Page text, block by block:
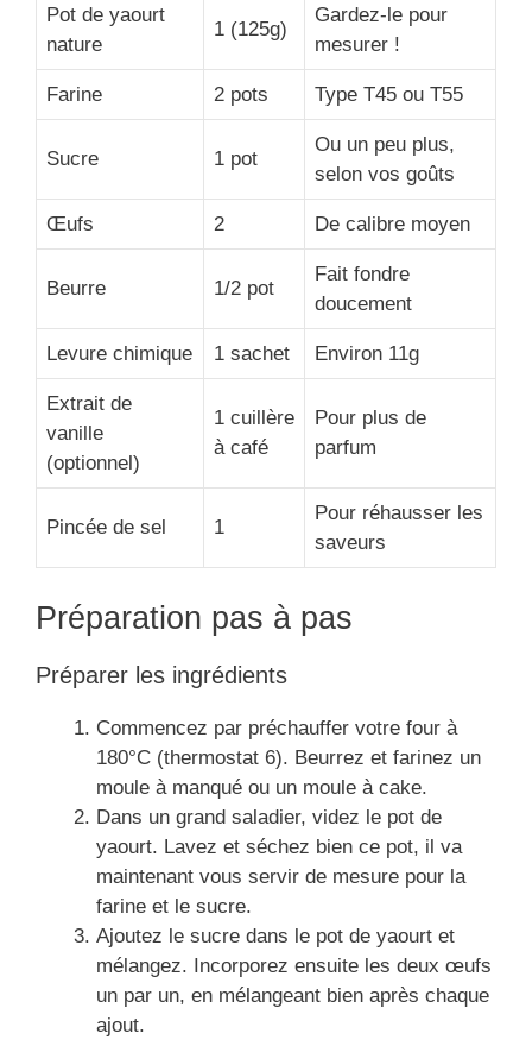
Pot de yaourt
nature
1 (125g)
Gardez-le pour
mesurer !
Farine 2 pots Type T45 ou T55
Sucre 1 pot
Ou un peu plus,
selon vos goûts
Œufs 2 De calibre moyen
Beurre 1/2 pot
Fait fondre
doucement
Levure chimique 1 sachet Environ 11g
Extrait de
vanille
(optionnel)
1 cuillère
à café
Pour plus de
parfum
Pincée de sel 1
Pour réhausser les
saveurs
Préparation pas à pas
Préparer les ingrédients
Commencez par préchauffer votre four à
180°C (thermostat 6). Beurrez et farinez un
moule à manqué ou un moule à cake.
Dans un grand saladier, videz le pot de
yaourt. Lavez et séchez bien ce pot, il va
maintenant vous servir de mesure pour la
farine et le sucre.
Ajoutez le sucre dans le pot de yaourt et
mélangez. Incorporez ensuite les deux œufs
un par un, en mélangeant bien après chaque
ajout.